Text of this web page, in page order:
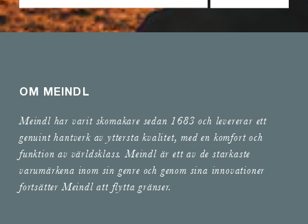
OM MEINDL
Meindl har varit skomakare sedan 1683 och levererar ett
genuint hantverk av yttersta kvalitet, med en komfort och
funktion av världsklass. Meindl är ett av de starkaste
varumärkena inom sin genre och genom sina innovationer
fortsätter Meindl att flytta gränser.